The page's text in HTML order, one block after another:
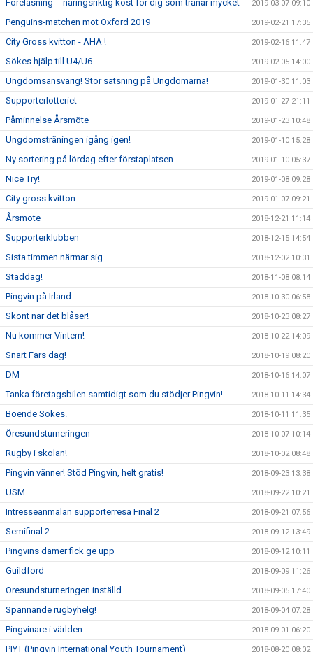
Foreläsning -- näringsriktig kost för dig som tränar mycket 2019-03-07 09:10
Penguins-matchen mot Oxford 2019 2019-02-21 17:35
City Gross kvitton - AHA ! 2019-02-16 11:47
Sökes hjälp till U4/U6 2019-02-05 14:00
Ungdomsansvarig! Stor satsning på Ungdomarna! 2019-01-30 11:03
Supporterlotteriet 2019-01-27 21:11
Påminnelse Årsmöte 2019-01-23 10:48
Ungdomsträningen igång igen! 2019-01-10 15:28
Ny sortering på lördag efter förstaplatsen 2019-01-10 05:37
Nice Try! 2019-01-08 09:28
City gross kvitton 2019-01-07 09:21
Årsmöte 2018-12-21 11:14
Supporterklubben 2018-12-15 14:54
Sista timmen närmar sig 2018-12-02 10:31
Städdag! 2018-11-08 08:14
Pingvin på Irland 2018-10-30 06:58
Skönt när det blåser! 2018-10-23 08:27
Nu kommer Vintern! 2018-10-22 14:09
Snart Fars dag! 2018-10-19 08:20
DM 2018-10-16 14:07
Tanka företagsbilen samtidigt som du stödjer Pingvin! 2018-10-11 14:34
Boende Sökes. 2018-10-11 11:35
Öresundsturneringen 2018-10-07 10:14
Rugby i skolan! 2018-10-02 08:48
Pingvin vänner! Stöd Pingvin, helt gratis! 2018-09-23 13:38
USM 2018-09-22 10:21
Intresseanmälan supporterresa Final 2 2018-09-21 07:56
Semifinal 2 2018-09-12 13:49
Pingvins damer fick ge upp 2018-09-12 10:11
Guildford 2018-09-09 11:26
Öresundsturneringen inställd 2018-09-05 17:40
Spännande rugbyhelg! 2018-09-04 07:28
Pingvinare i världen 2018-09-01 06:20
PIYT (Pingvin International Youth Tournament) 2018-08-20 08:02